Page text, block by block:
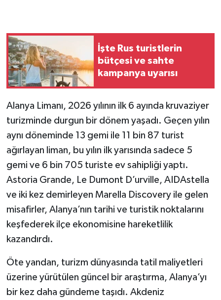
İşte Rus turistlerin
bütçesi ve sahte
kampanya uyarısı
Alanya Limanı, 2026 yılının ilk 6 ayında kruvaziyer
turizminde durgun bir dönem yaşadı. Geçen yılın
aynı döneminde 13 gemi ile 11 bin 87 turist
ağırlayan liman, bu yılın ilk yarısında sadece 5
gemi ve 6 bin 705 turiste ev sahipliği yaptı.
Astoria Grande, Le Dumont D’urville, AIDAstella
ve iki kez demirleyen Marella Discovery ile gelen
misafirler, Alanya’nın tarihi ve turistik noktalarını
keşfederek ilçe ekonomisine hareketlilik
kazandırdı.
Öte yandan, turizm dünyasında tatil maliyetleri
üzerine yürütülen güncel bir araştırma, Alanya’yı
bir kez daha gündeme taşıdı. Akdeniz